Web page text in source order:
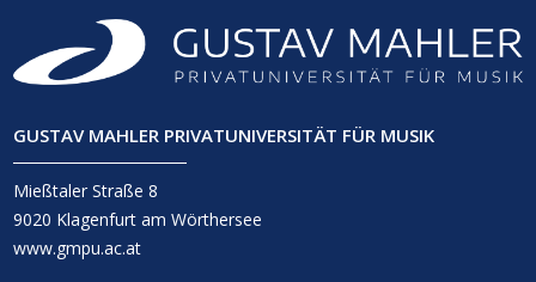
GUSTAV MAHLER PRIVATUNIVERSITÄT FÜR MUSIK
Mießtaler Straße 8
9020 Klagenfurt am Wörthersee
www.gmpu.ac.at